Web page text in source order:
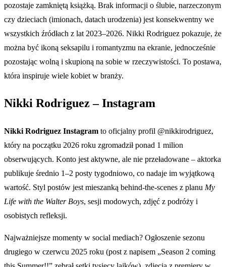
pozostaje zamkniętą książką. Brak informacji o ślubie, narzeczonym
czy dzieciach (imionach, datach urodzenia) jest konsekwentny we
wszystkich źródłach z lat 2023–2026. Nikki Rodriguez pokazuje, że
można być ikoną seksapilu i romantyzmu na ekranie, jednocześnie
pozostając wolną i skupioną na sobie w rzeczywistości. To postawa,
która inspiruje wiele kobiet w branży.
Nikki Rodriguez – Instagram
Nikki Rodriguez Instagram to oficjalny profil @nikkirodriguez,
który na początku 2026 roku zgromadził ponad 1 milion
obserwujących. Konto jest aktywne, ale nie przeładowane – aktorka
publikuje średnio 1–2 posty tygodniowo, co nadaje im wyjątkową
wartość. Styl postów jest mieszanką behind-the-scenes z planu My
Life with the Walter Boys, sesji modowych, zdjęć z podróży i
osobistych refleksji.
Najważniejsze momenty w social mediach? Ogłoszenie sezonu
drugiego w czerwcu 2025 roku (post z napisem „Season 2 coming